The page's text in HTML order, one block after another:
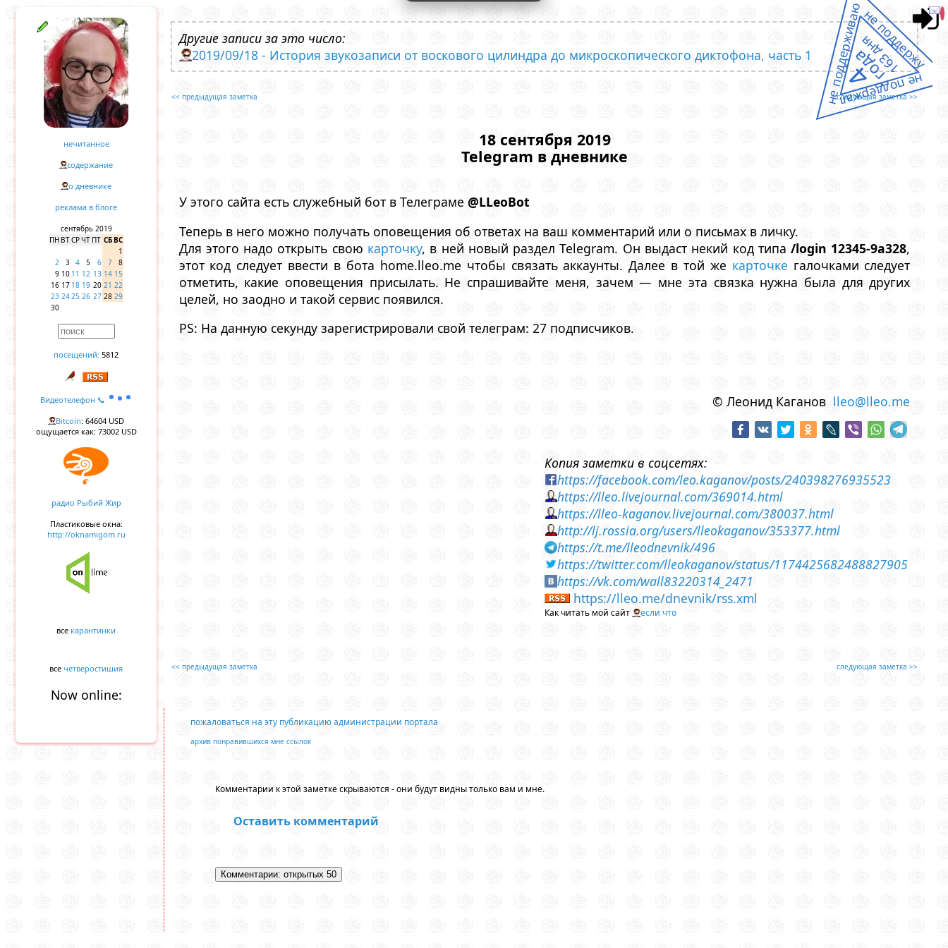
нечитанное
содержание
о дневнике
реклама в блоге
сентябрь 2019
ПН ВТСРЧТ ПТ СБВС
1
2
3 4 5 6 7
8
9 10 11 12 13 14 15
16 17 18 19 20 21 22
23 2425 26 27 28 29
30
посещений: 5812
Видеотелефон 📞
Bitcoin: 64604 USD
ощущается как: 73002 USD
радио Рыбий Жир
Пластиковые окна:
http://oknamigom.ru
все карантинки
все четверостишия
Now online:
Другие записи за это число:
2019/09/18 - История звукозаписи от воскового цилиндра до микроскопического диктофона, часть 1
<< предыдущая заметка следующая заметка >>
18 сентября 2019
Telegram в дневнике
У этого сайта есть служебный бот в Телеграме @LLeoBot
Теперь в него можно получать оповещения об ответах на ваш комментарий или о письмах в личку.
Для этого надо открыть свою карточку, в ней новый раздел Telegram. Он выдаст некий код типа/login 12345-9a328,
этот код следует ввести в бота home.lleo.me чтобы связать аккаунты. Далее в той же карточке галочками следует
отметить, какие оповещения присылать. Не спрашивайте меня, зачем — мне эта связка нужна была для других
целей, но заодно и такой сервис появился.
PS: На данную секунду зарегистрировали свой телеграм: 27 подписчиков.
© Леонид Каганов lleo@lleo.me
Копия заметки в соцсетях:
https://facebook.com/leo.kaganov/posts/240398276935523
https://lleo.livejournal.com/369014.html
https://lleo-kaganov.livejournal.com/380037.html
http://lj.rossia.org/users/lleokaganov/353377.html
https://t.me/lleodnevnik/496
https://twitter.com/lleokaganov/status/1174425682488827905
https://vk.com/wall83220314_2471
https://lleo.me/dnevnik/rss.xml
Как читать мой сайт если что
<< предыдущая заметка следующая заметка >>
пожаловаться на эту публикацию администрации портала
архив понравившихся мне ссылок
Комментарии к этой заметке скрываются - они будут видны только вам и мне.
Оставить комментарий
не поддержал
не поддерживаюне поддержу
4
года
163 дня